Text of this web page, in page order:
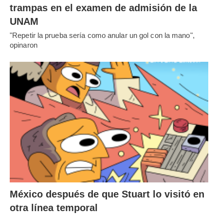
trampas en el examen de admisión de la
UNAM
"Repetir la prueba sería como anular un gol con la mano",
opinaron
México después de que Stuart lo visitó en
otra línea temporal